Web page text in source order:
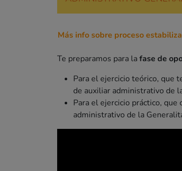
Más info sobre proceso
Te preparamos para lafase de
Para el ejercicio teórico, que
de auxiliar administrativo de
Para el ejercicio práctico,
administrativo de la